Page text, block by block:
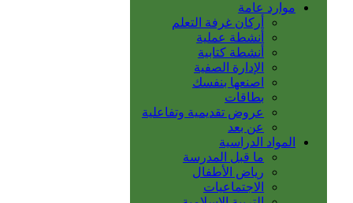
موارد عامة
أركان غرفة التعلم
أنشطة عملية
أنشطة كتابية
الإدارة الصفية
اصنعها بنفسك
بطاقات
عروض تقديمية وتفاعلية
عن بعد
المواد الدراسية
ما قبل المدرسة
رياض الأطفال
الاجتماعيات